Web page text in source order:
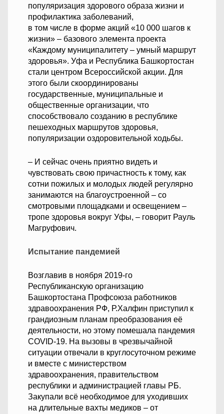
популяризация здорового образа жизни и
профилактика заболеваний,
в том числе в форме акций «10 000 шагов к
жизни» – базового элемента проекта
«Каждому муниципалитету – умный маршрут
здоровья». Уфа и Республика Башкортостан
стали центром Всероссийской акции. Для
этого были скоординированы
государственные, муниципальные и
общественные организации, что
способствовало созданию в республике
пешеходных маршрутов здоровья,
популяризации оздоровительной ходьбы.
– И сейчас очень приятно видеть и
чувствовать свою причастность к тому, как
сотни пожилых и молодых людей регулярно
занимаются на благоустроенной – со
смотровыми площадками и освещением –
тропе здоровья вокруг Уфы, – говорит Рауль
Магруфович.
Испытание пандемией
Возглавив в ноября 2019-го
Республиканскую организацию
Башкортостана Профсоюза работников
здравоохранения РФ, Р.Халфин приступил к
грандиозным планам преобразования её
деятельности, но этому помешала пандемия
COVID-19. На вызовы в чрезвычайной
ситуации отвечали в круглосуточном режиме
и вместе с министерством
здравоохранения, правительством
республики и администрацией главы РБ.
Закупали всё необходимое для уходивших
на длительные вахты медиков – от